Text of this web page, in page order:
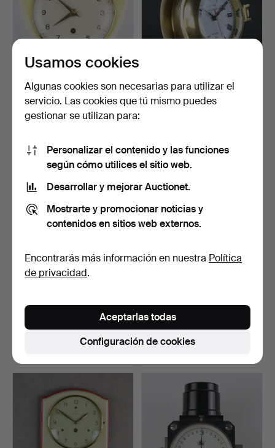
RELOJ DE PARED / RELOJ
DE COCINA, pedernal…
Subastado 20 ene 2023
48 USD
SKEPPSUR, Ship´s time
Rickmer Rickmers, la…
74 USD
Hamburgo, latón, cua…
Subastado 27 dic 2022
plástico, General El…
8 pujas
Usamos cookies
Algunas cookies son necesarias para utilizar el
servicio. Las cookies que tú mismo puedes
gestionar se utilizan para:
Personalizar el contenido y las funciones
según cómo utilices el sitio web.
Desarrollar y mejorar Auctionet.
Mostrarte y promocionar noticias y
contenidos en sitios web externos.
Encontrarás más información en nuestra Política
de privacidad.
Configuración de cookies
Aceptarlas todas